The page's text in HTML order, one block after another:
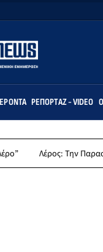
ΡΕΠΟΡΤΆΖ - VIDEO
Την Παρασκευή 14